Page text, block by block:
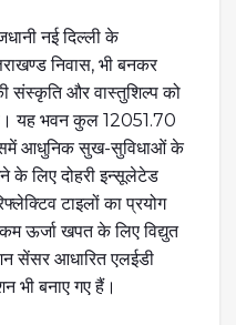
नई दिल्ली के
निवास, भी बनकर
संस्कृति और वास्तुशिल्प को
यह भवन कुल 12051.70
आधुनिक सुख-सुविधाओं के
के लिए दोहरी इन्सूलेटेड
टाइलों का प्रयोग
ऊर्जा खपत के लिए विद्युत
सेंसर आधारित एलईडी
भी बनाए गए हैं।